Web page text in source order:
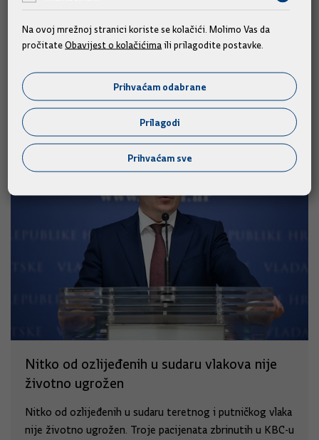
Slične vijesti
Nitko od ozlijeđenih u sudaru vlakova nije
životno ugrožen
Nitko od ozlijeđenih u sudaru teretnog i putničkog vlaka
nije životno ugrožen. Troje pacijenata zbrinutih u KBC-u
Na ovoj mrežnoj stranici koriste se kolačići. Molimo Vas da
pročitateObavijest o kolačićima ili prilagodite postavke.
Prihvaćam odabrane
Prilagodi
Prihvaćam sve